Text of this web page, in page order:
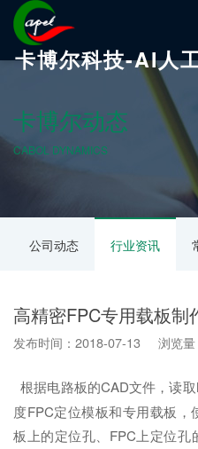
卡博尔科技-AI人
卡博尔动态
CABOL DYNAMICS
公司动态 行业资讯
高精密FPC专用载板制
发布时间：2018-07-13 浏览量
根据电路板的CAD文件，读取
度FPC定位模板和专用载板
板上的定位孔、FPC上定位